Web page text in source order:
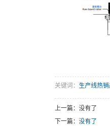
关键词： 生产线热
上一篇：没有了
下一篇： 没有了